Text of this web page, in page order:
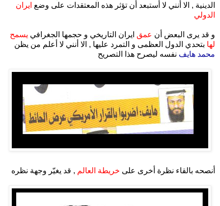
الدينية , الا أنني لا أستبعد أن تؤثر هذه المعتقدات على وضع ايران
الدولي
و قد يرى البعض أن عمق ايران التاريخي و حجمها الجغرافي يسمح
لها بتحدي الدول العظمى و التمرد عليها , الا أنني لا أعلم من يظن
محمد هايف نفسه ليصرح هذا التصريح
أنصحه بالقاء نظرة أخرى على خريطة العالم , قد يغيّر وجهة نظره